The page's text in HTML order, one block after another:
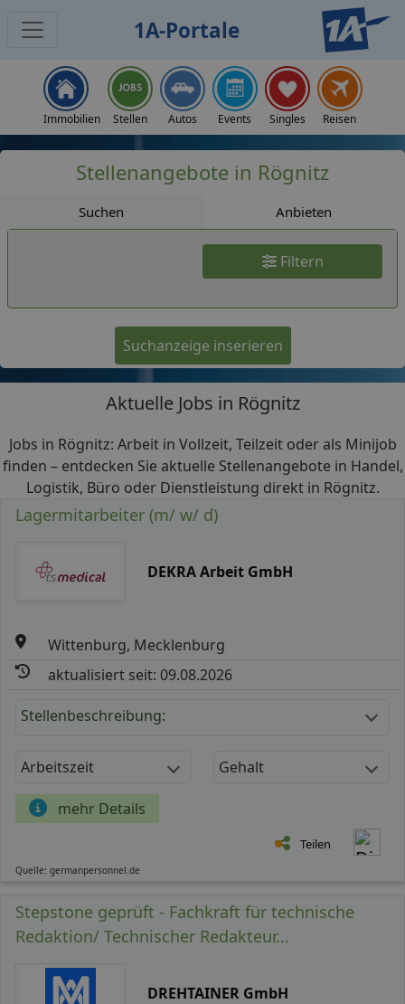
1A-Portale
Immobilien Stellen Autos Events Singles Reisen
Stellenangebote in Rögnitz
Suchen Anbieten
Filtern
Suchanzeige inserieren
Aktuelle Jobs in Rögnitz
Jobs in Rögnitz: Arbeit in Vollzeit, Teilzeit oder als Minijob
finden – entdecken Sie aktuelle Stellenangebote in Handel,
Logistik, Büro oder Dienstleistung direkt in Rögnitz.
Lagermitarbeiter (m/ w/ d)
DEKRA Arbeit GmbH
Wittenburg, Mecklenburg
aktualisiert seit: 09.08.2026
Stellenbeschreibung:
Arbeitszeit Gehalt
mehr Details
Teilen
Quelle: germanpersonnel.de
Stepstone geprüft - Fachkraft für technische
Redaktion/ Technischer Redakteur...
DREHTAINER GmbH